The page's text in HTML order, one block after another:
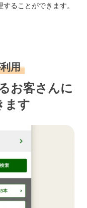
ることができます。
用
お客さんに
ます